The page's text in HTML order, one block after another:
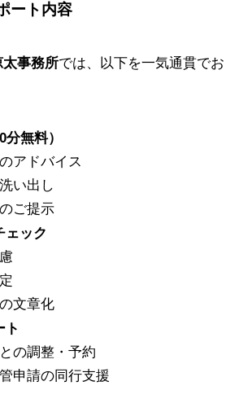
ート内容
事務所では、以下を一気通貫でお
無料）
アドバイス
い出し
ご提示
ェック
文章化
ト
の調整・予約
申請の同行支援